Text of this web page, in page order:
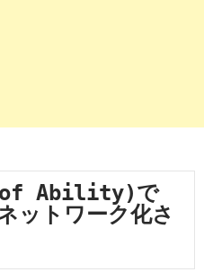
Ability)で
ットワーク化さ